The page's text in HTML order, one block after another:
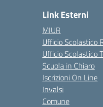
Link Esterni
MIUR
Ufficio Scolastico
Ufficio Scolastico
Scuola in Chiaro
Iscrizioni On Line
Invalsi
Comune